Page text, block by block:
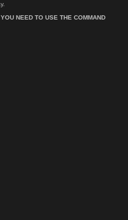
NEED TO USE THE COMMAND